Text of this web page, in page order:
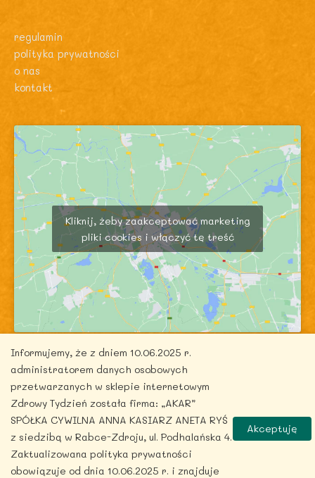
regulamin
polityka prywatności
o nas
kontakt
Kliknij, żeby zaakceptować marketing
pliki cookies i włączyć tę treść
Copyright © 2026 zdrowytydzien.pl | Powered by
ITentego.pl
Informujemy, że z dniem 10.06.2025 r.
administratorem danych osobowych
przetwarzanych w sklepie internetowym
Zdrowy Tydzień została firma: „AKAR”
SPÓŁKA CYWILNA ANNA KASIARZ ANETA RYŚ
z siedzibą w Rabce-Zdroju, ul. Podhalańska 4.
Zaktualizowana polityka prywatności
obowiązuje od dnia 10.06.2025 r. i znajduje
Akceptuję